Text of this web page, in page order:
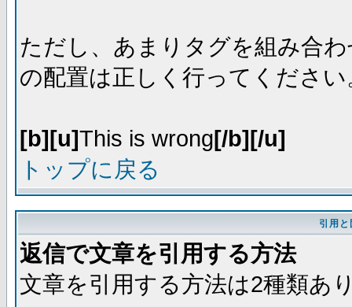
ただし、あまりタグを組み合
の配置は正しく行ってくださ
[b][u]This is wrong[/b][/u]
トップに戻る
引用
返信で文章を引用する方法
文章を引用する方法は2種類あ